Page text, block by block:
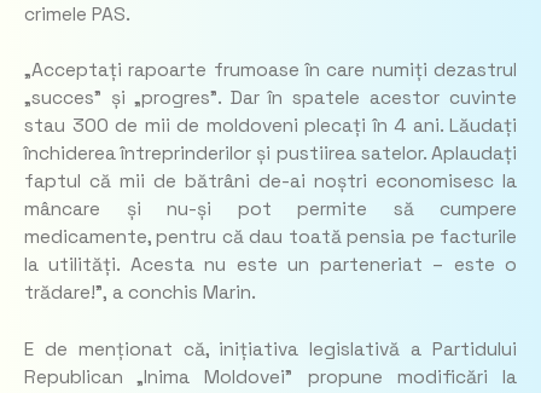
crimele PAS.
„Acceptați rapoarte frumoase în care numiți dezastrul
„succes” și „progres”. Dar în spatele acestor cuvinte
stau 300 de mii de moldoveni plecați în 4 ani. Lăudați
închiderea întreprinderilor și pustiirea satelor. Aplaudați
faptul că mii de bătrâni de-ai noștri economisesc la
mâncare și nu-și pot permite să cumpere
medicamente, pentru că dau toată pensia pe facturile
la utilități. Acesta nu este un parteneriat – este o
trădare!”, a conchis Marin.
E de menționat că, inițiativa legislativă a Partidului
Republican „Inima Moldovei” propune modificări la